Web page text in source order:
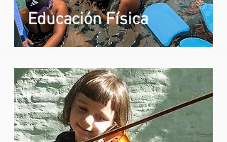
Educación Física